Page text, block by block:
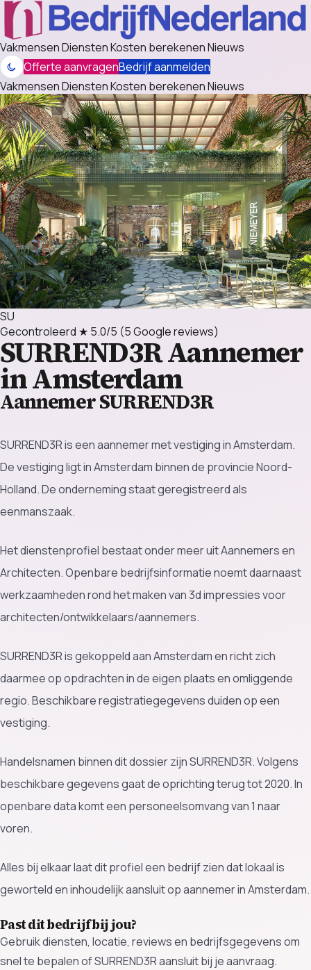
VakmensenDienstenKosten berekenenNieuws
Offerte aanvragenBedrijf aanmelden
VakmensenDienstenKosten berekenenNieuws
SU
Gecontroleerd ★ 5.0/5 (5 Google reviews)
SURREND3RAannemer
in Amsterdam
Aannemer SURREND3R
SURREND3R is een aannemer met vestiging in Amsterdam.
De vestiging ligt in Amsterdam binnen de provincie Noord-
Holland. De onderneming staat geregistreerd als
eenmanszaak.
Het dienstenprofiel bestaat onder meer uit Aannemers en
Architecten. Openbare bedrijfsinformatie noemt daarnaast
werkzaamheden rond het maken van 3d impressies voor
architecten/ontwikkelaars/aannemers.
SURREND3R is gekoppeld aan Amsterdam en richt zich
daarmee op opdrachten in de eigen plaats en omliggende
regio. Beschikbare registratiegegevens duiden op een
vestiging.
Handelsnamen binnen dit dossier zijn SURREND3R. Volgens
beschikbare gegevens gaat de oprichting terug tot 2020. In
openbare data komt een personeelsomvang van 1 naar
voren.
Alles bij elkaar laat dit profiel een bedrijf zien dat lokaal is
geworteld en inhoudelijk aansluit op aannemer in Amsterdam.
Past dit bedrijf bij jou?
Gebruik diensten, locatie, reviews en bedrijfsgegevens om
snel te bepalen of SURREND3R aansluit bij je aanvraag.